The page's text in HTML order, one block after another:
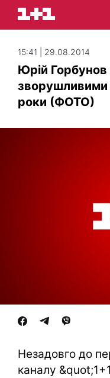
15:41 | 29.08.2014
Юрій Горбунов
зворушливими
роки (ФОТО)
Незадовго до
каналу